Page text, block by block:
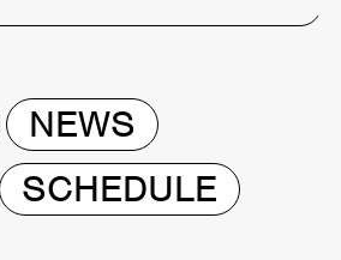
NEWS
SCHEDULE